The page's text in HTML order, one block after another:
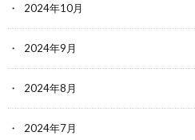
2024年10月
2024年9月
2024年8月
2024年7月